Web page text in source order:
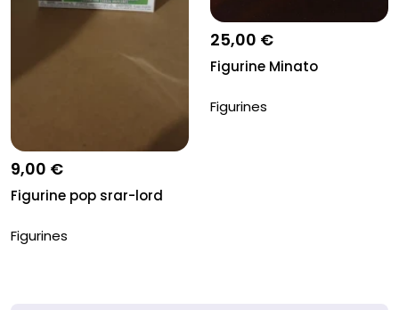
9,00 €
Figurine pop srar-lord
Figurines
25,00 €
Figurine Minato
Figurines